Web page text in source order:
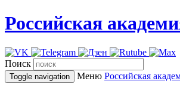
Российская
Поиск
Toggle navigation Меню Российская